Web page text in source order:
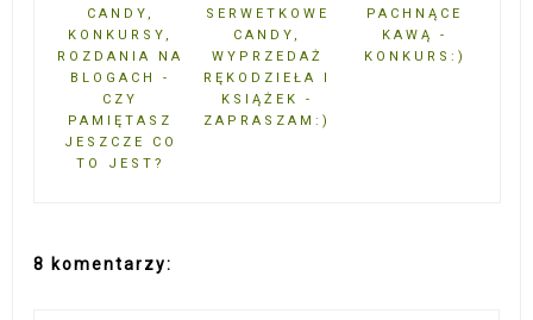
CANDY,
KONKURSY,
ROZDANIA NA
BLOGACH -
CZY
PAMIĘTASZ
JESZCZE CO
TO JEST?
SERWETKOWE
CANDY,
WYPRZEDAŻ
RĘKODZIEŁA I
KSIĄŻEK -
ZAPRASZAM:)
PACHNĄCE
KAWĄ -
KONKURS:)
8 komentarzy: